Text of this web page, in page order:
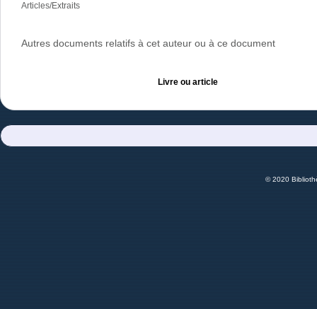
Articles/Extraits
Autres documents relatifs à cet auteur ou à ce document
Livre ou article
© 2020